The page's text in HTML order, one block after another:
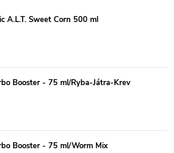
A.L.T. Sweet Corn 500 ml
Booster - 75 ml/Ryba-Játra-Krev
Booster - 75 ml/Worm Mix